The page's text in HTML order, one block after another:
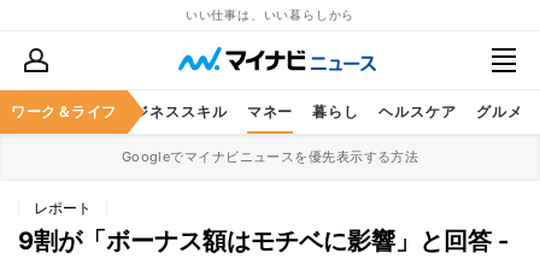
いい仕事は、いい暮らしから
ワーク＆ライフ
キャリア ビジネススキル マネー 暮らし ヘルスケア グルメ
Googleでマイナビニュースを優先表示する方法
レポート
9割が「ボーナス額はモチベに影響」と回答 -